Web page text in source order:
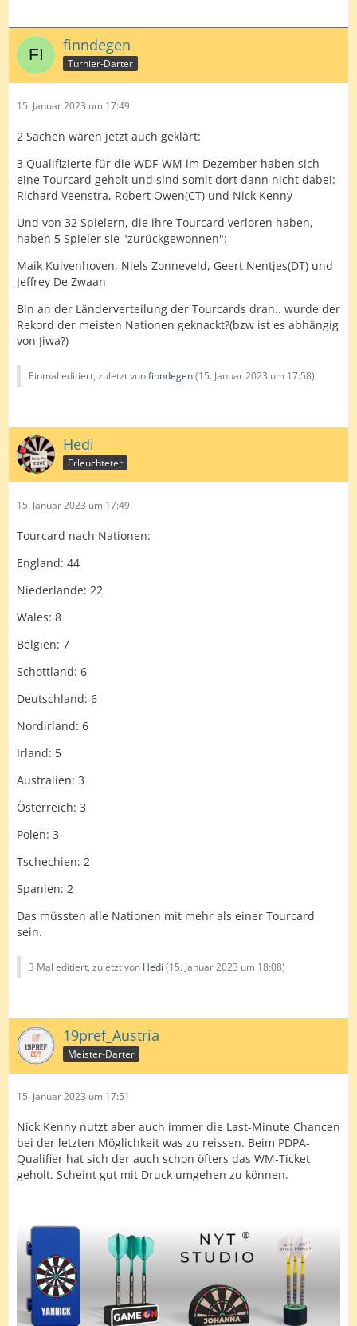
finndegen
Turnier-Darter
15. Januar 2023 um 17:49
2 Sachen wären jetzt auch geklärt:
3 Qualifizierte für die WDF-WM im Dezember haben sich
eine Tourcard geholt und sind somit dort dann nicht dabei:
Richard Veenstra, Robert Owen(CT) und Nick Kenny
Und von 32 Spielern, die ihre Tourcard verloren haben,
haben 5 Spieler sie "zurückgewonnen":
Maik Kuivenhoven, Niels Zonneveld, Geert Nentjes(DT) und
Jeffrey De Zwaan
Bin an der Länderverteilung der Tourcards dran.. wurde der
Rekord der meisten Nationen geknackt?(bzw ist es abhängig
von Jiwa?)
Einmal editiert, zuletzt vonfinndegen(15. Januar 2023 um 17:58)
Hedi
Erleuchteter
15. Januar 2023 um 17:49
Tourcard nach Nationen:
England: 44
Niederlande: 22
Wales: 8
Belgien: 7
Schottland: 6
Deutschland: 6
Nordirland: 6
Irland: 5
Australien: 3
Österreich: 3
Polen: 3
Tschechien: 2
Spanien: 2
Das müssten alle Nationen mit mehr als einer Tourcard
sein.
3 Mal editiert, zuletzt von Hedi (15. Januar 2023 um 18:08)
19pref_Austria
Meister-Darter
15. Januar 2023 um 17:51
Nick Kenny nutzt aber auch immer die Last-Minute Chancen
bei der letzten Möglichkeit was zu reissen. Beim PDPA-
Qualifier hat sich der auch schon öfters das WM-Ticket
geholt. Scheint gut mit Druck umgehen zu können.